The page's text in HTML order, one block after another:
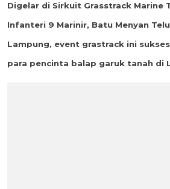
Digelar di Sirkuit Grasstrack Marine
Infanteri 9 Marinir, Batu Menyan
Lampung, event grastrack ini
para pencinta balap garuk tanah di